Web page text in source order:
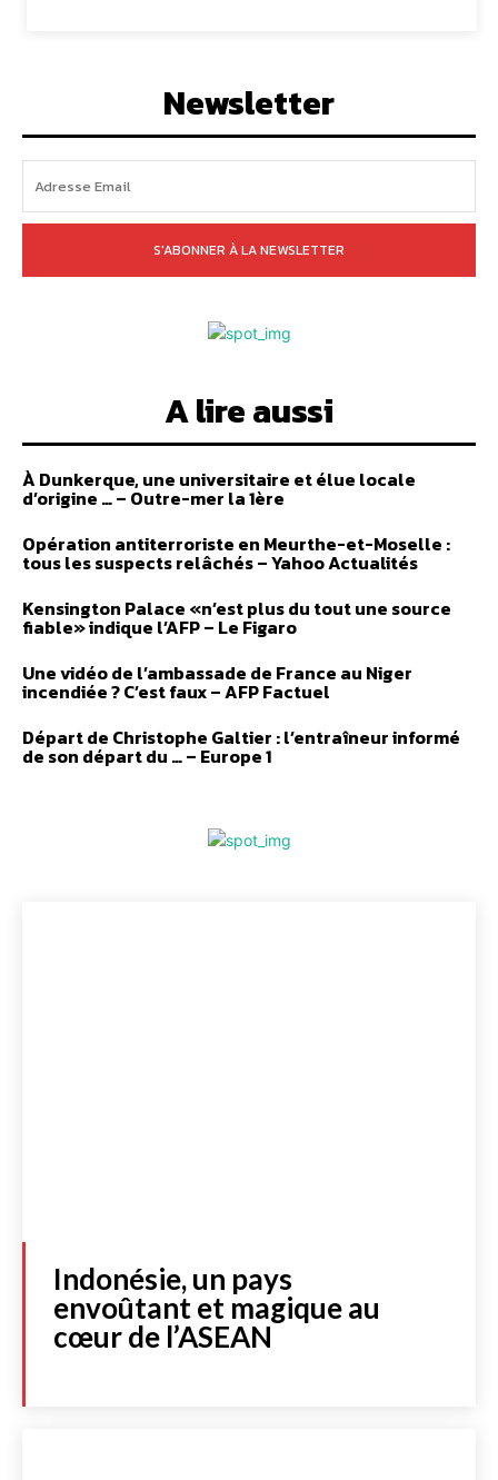
Newsletter
S'ABONNER À LA NEWSLETTER
A lire aussi
À Dunkerque, une universitaire et élue locale
d’origine … – Outre-mer la 1ère
Opération antiterroriste en Meurthe-et-Moselle :
tous les suspects relâchés – Yahoo Actualités
Kensington Palace «n’est plus du tout une source
fiable» indique l’AFP – Le Figaro
Une vidéo de l’ambassade de France au Niger
incendiée ? C’est faux – AFP Factuel
Départ de Christophe Galtier : l’entraîneur informé
de son départ du … – Europe 1
Indonésie, un pays
envoûtant et magique au
cœur de l’ASEAN